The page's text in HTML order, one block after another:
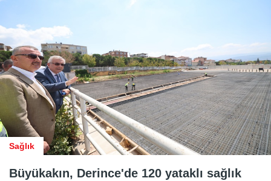
Sağlık
Büyükakın, Derince'de 120 yataklı sağlık